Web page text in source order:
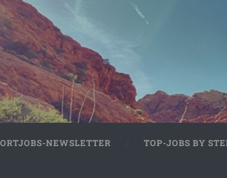
NEWSLETTER TOP-JOBS BY